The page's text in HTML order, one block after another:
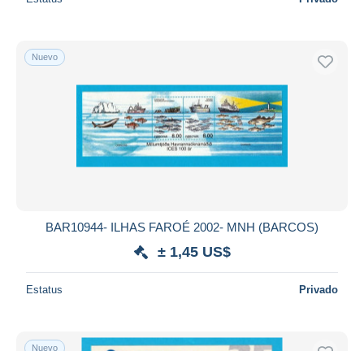
Nuevo
BAR10944- ILHAS FAROÉ 2002- MNH (BARCOS)
± 1,45 US$
Estatus Privado
Nuevo